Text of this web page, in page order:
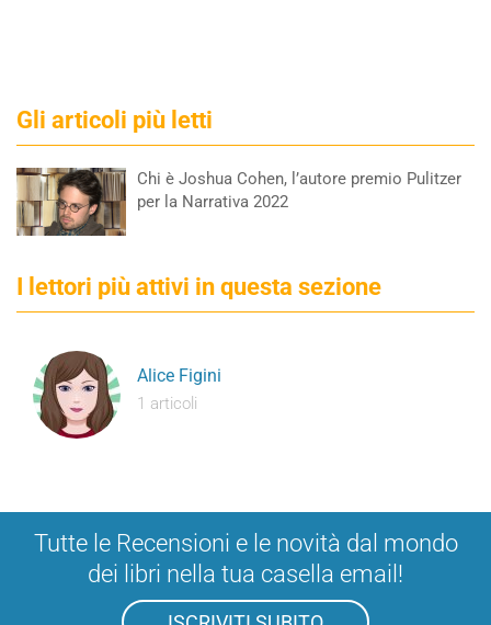
Gli articoli più letti
Chi è Joshua Cohen, l’autore premio Pulitzer
per la Narrativa 2022
I lettori più attivi in questa sezione
Alice Figini
1 articoli
Tutte le Recensioni e le novità dal mondo
dei libri nella tua casella email!